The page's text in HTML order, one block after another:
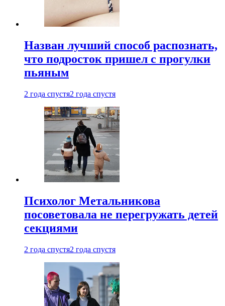
Назван лучший способ распознать,
что подросток пришел с прогулки
пьяным
2 года спустя2 года спустя
Психолог Метальникова
посоветовала не перегружать детей
секциями
2 года спустя2 года спустя